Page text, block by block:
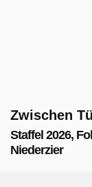
Zwischen
Staffel 2026,
Niederzier